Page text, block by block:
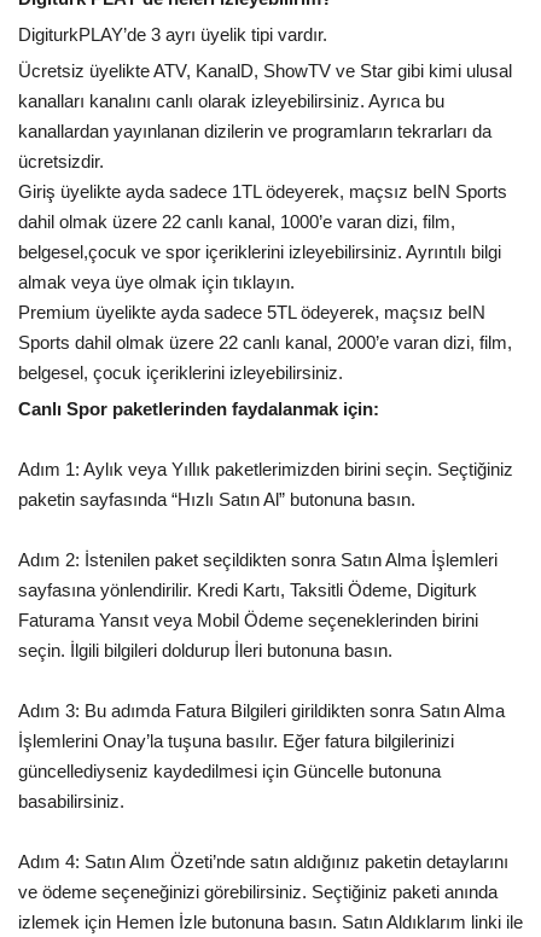
DigiturkPLAY’de 3 ayrı üyelik tipi vardır.
Ücretsiz üyelikte ATV, KanalD, ShowTV ve Star gibi kimi ulusal
kanalları kanalını canlı olarak izleyebilirsiniz. Ayrıca bu
kanallardan yayınlanan dizilerin ve programların tekrarları da
ücretsizdir.
Giriş üyelikte ayda sadece 1TL ödeyerek, maçsız beIN Sports
dahil olmak üzere 22 canlı kanal, 1000’e varan dizi, film,
belgesel,çocuk ve spor içeriklerini izleyebilirsiniz. Ayrıntılı bilgi
almak veya üye olmak için tıklayın.
Premium üyelikte ayda sadece 5TL ödeyerek, maçsız beIN
Sports dahil olmak üzere 22 canlı kanal, 2000’e varan dizi, film,
belgesel, çocuk içeriklerini izleyebilirsiniz.
Canlı Spor paketlerinden faydalanmak için:
Adım 1: Aylık veya Yıllık paketlerimizden birini seçin. Seçtiğiniz
paketin sayfasında “Hızlı Satın Al” butonuna basın.
Adım 2: İstenilen paket seçildikten sonra Satın Alma İşlemleri
sayfasına yönlendirilir. Kredi Kartı, Taksitli Ödeme, Digiturk
Faturama Yansıt veya Mobil Ödeme seçeneklerinden birini
seçin. İlgili bilgileri doldurup İleri butonuna basın.
Adım 3: Bu adımda Fatura Bilgileri girildikten sonra Satın Alma
İşlemlerini Onay’la tuşuna basılır. Eğer fatura bilgilerinizi
güncellediyseniz kaydedilmesi için Güncelle butonuna
basabilirsiniz.
Adım 4: Satın Alım Özeti’nde satın aldığınız paketin detaylarını
ve ödeme seçeneğinizi görebilirsiniz. Seçtiğiniz paketi anında
izlemek için Hemen İzle butonuna basın. Satın Aldıklarım linki ile